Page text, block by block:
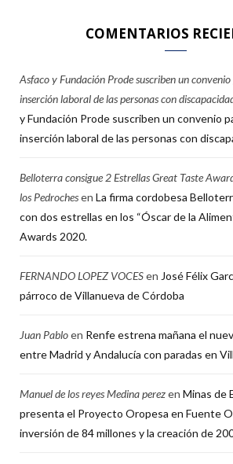
COMENTARIOS
Asfaco y Fundación Prode suscriben un
inserción laboral de las personas con
y Fundación Prode suscriben un convenio
inserción laboral de las personas con
Belloterra consigue 2 Estrellas Great Taste
los Pedrochesen La firma cordobesa
con dos estrellas en los “Óscar de la
Awards 2020.
FERNANDO LOPEZ VOCESen José Félix
párroco de Villanueva de Córdoba
Juan Pabloen Renfe estrena mañana el
entre Madrid y Andalucía con paradas en
Manuel de los reyes Medina perezen Minas de
presenta el Proyecto Oropesa en Fuente
inversión de 84 millones y la creación de